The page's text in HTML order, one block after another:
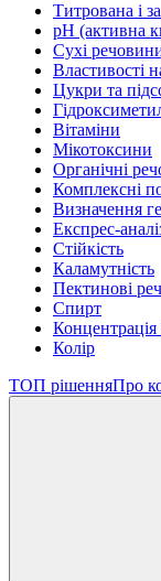
Титрована і
рН (активна
Сухі
Властивості
Цукри та
Вітаміни
Мікотоксини
Органічні
Комплексні
Визначення
Експрес-
Стійкість
Каламутність
Пектинові
Спирт
Колір
ТОП рішенняПро